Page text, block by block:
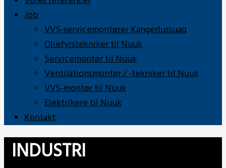
Job
VVS-servicemontører Kangerlussuaq
Oliefyrstekniker til Nuuk
Servicemontør til Nuuk
Ventilationsmontør / -tekniker til Nuuk
VVS-montør til Nuuk
Elektrikere til Nuuk
Kontakt
INDUSTRI